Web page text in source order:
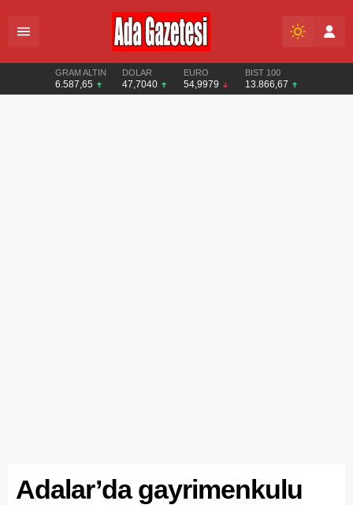
GRAM ALTIN
6.587,65
DOLAR
47,7040
EURO
54,9979
BIST 100
13.866,67
Adalar’da gayrimenkulu